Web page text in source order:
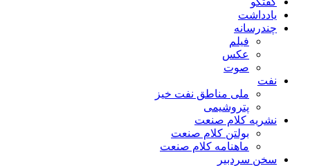
یادداشت
چندرسانه
فیلم
عکس
صوت
نفت
ملی مناطق نفت خیز
پتروشیمی
نشریه کلام صنعت
بولتن کلام صنعت
ماهنامه کلام صنعت
سخن سردبیر